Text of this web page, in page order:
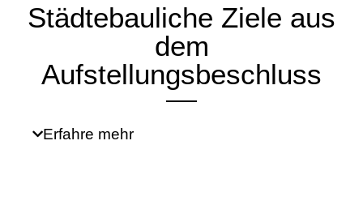
Städtebauliche Ziele aus
dem
Aufstellungsbeschluss
Erfahre mehr